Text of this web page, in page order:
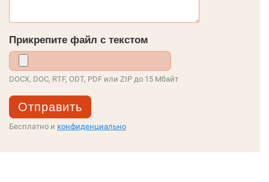
Прикрепите файл с текстом
DOCX, DOC, RTF, ODT, PDF или ZIP до 15 Мбайт
Бесплатно и конфиденциально